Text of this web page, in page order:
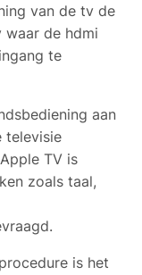
van de tv de
de hdmi
te
aan
televisie
TV is
zoals taal,
is het